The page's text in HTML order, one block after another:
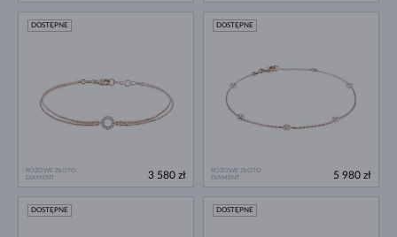
RÓŻOWE ZŁOTO
DIAMENT
DOSTĘPNE
3 580 zł
RÓŻOWE ZŁOTO
DIAMENT
DOSTĘPNE
5 980 zł
DOSTĘPNE DOSTĘPNE